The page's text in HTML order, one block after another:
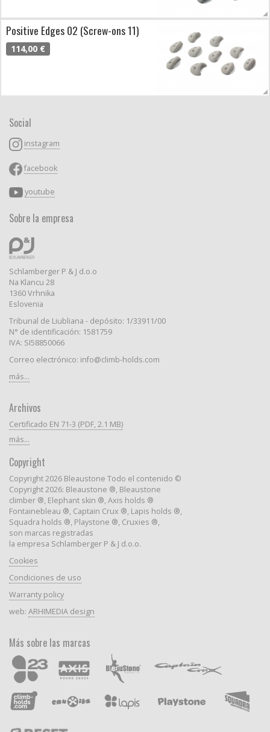
Positive Edges 02 (Screw-ons 11)
114,00 €
Social
instagram
facebook
youtube
Sobre la empresa
Schlamberger P & J d.o.o
Na Klancu 28
1360 Vrhnika
Eslovenia
Tribunal de Liubliana - depósito: 1/33911/00
N° de identificación: 1581759
IVA: SI58850066
Correo electrónico: info@climb-holds.com
más...
Archivos
Certificado EN 71-3 (PDF, 2.1 MB)
más...
Copyright
Copyright 2026 Bleaustone Todo el contenido ©
Copyright 2026: Bleaustone ®, Bleaustone
climber ®, Elephant skin ®, Axis holds ®
Fontainebleau ®, Captain Crux ®, Lapis holds ®,
Squadra holds ®, Playstone ®, Cruxies ®,
son marcas registradas
la empresa Schlamberger P & J d.o.o.
Cookies
Condiciones de uso
Warranty policy
web: ARHIMEDIA design
Más sobre las marcas